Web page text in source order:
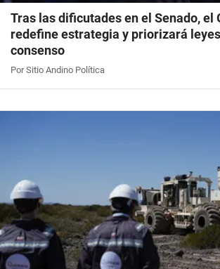
Tras las dificutades en el Senado, el
redefine estrategia y priorizará
consenso
Por Sitio Andino Política